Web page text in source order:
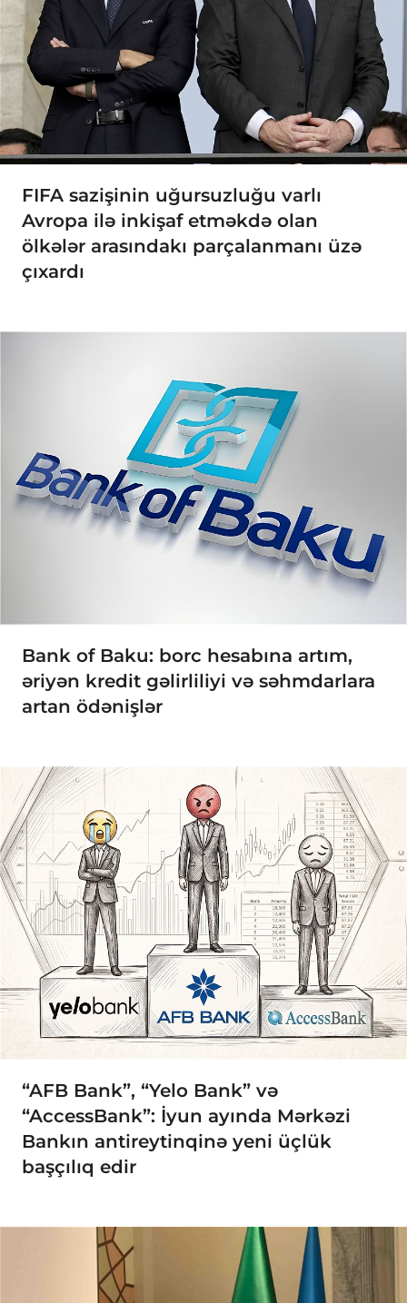
FIFA sazişinin uğursuzluğu varlı
Avropa ilə inkişaf etməkdə olan
ölkələr arasındakı parçalanmanı üzə
çıxardı
Bank of Baku: borc hesabına artım,
əriyən kredit gəlirliliyi və səhmdarlara
artan ödənişlər
“AFB Bank”, “Yelo Bank” və
“AccessBank”: İyun ayında Mərkəzi
Bankın antireytinqinə yeni üçlük
başçılıq edir